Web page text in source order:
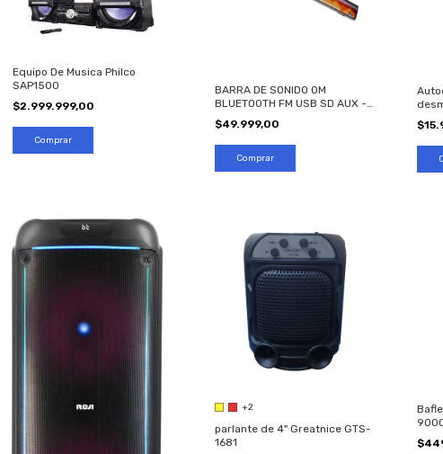
Equipo De Musica Philco
SAP1500
$2.999.999,00
BARRA DE SONIDO OM
BLUETOOTH FM USB SD AUX -
$49.999,00
+2
parlante de 4" Greatnice GTS-
1681